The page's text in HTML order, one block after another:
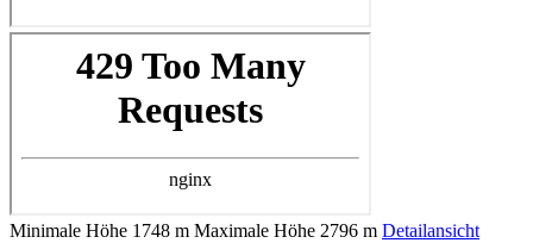
Minimale Höhe 1748 m Maximale Höhe 2796 m Detailansicht